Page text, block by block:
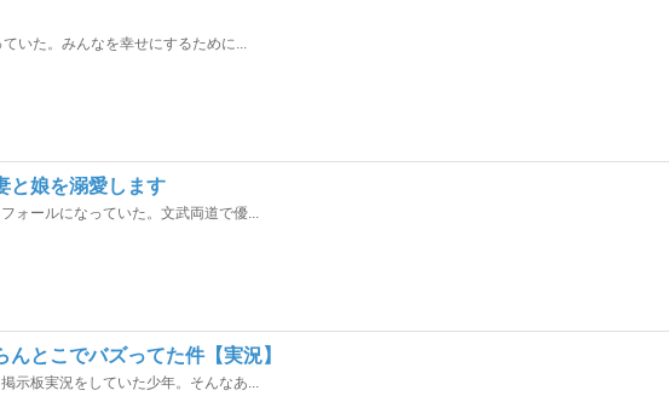
いた。みんなを幸せにするために...
と娘を溺愛します
ォールになっていた。文武両道で優...
んとこでバズってた件【実況】
示板実況をしていた少年。そんなあ...